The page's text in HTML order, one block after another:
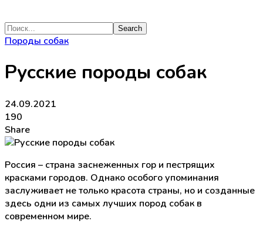
Породы собак
Русские породы собак
24.09.2021
190
Share
Россия – страна заснеженных гор и пестрящих
красками городов. Однако особого упоминания
заслуживает не только красота страны, но и созданные
здесь одни из самых лучших пород собак в
современном мире.